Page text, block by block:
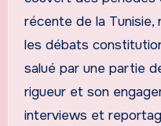
récente de la
les débats
salué par une partie
rigueur et son
interviews et